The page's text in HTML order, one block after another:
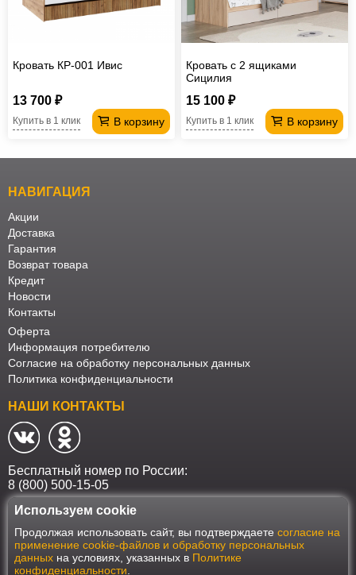
Кровать КР-001 Ивис
13 700 ₽
В корзину
Купить в 1 клик
Кровать с 2 ящиками
Сицилия
15 100 ₽
В корзину
Купить в 1 клик
НАВИГАЦИЯ
Акции
Доставка
Гарантия
Возврат товара
Кредит
Новости
Контакты
Оферта
Информация потребителю
Согласие на обработку персональных данных
Политика конфиденциальности
НАШИ КОНТАКТЫ
Бесплатный номер по России:
8 (800) 500-15-05
Наш интернет-магазин работает в соответствии с требованиями
Федерального закона от 27 июля 2006 года №152-ФЗ "О персональных
данных". Оформить заказ на сайте Мебеласка возможно только при
наличии согласия на обработку Ваших персональных данных. Для
улучшения работы сайта и его взаимодействия с пользователями мы
Используем cookie
Продолжая использовать сайт, вы подтверждаете согласие на
применение cookie-файлов и обработку персональных
данных на условиях, указанных в Политике
конфиденциальности